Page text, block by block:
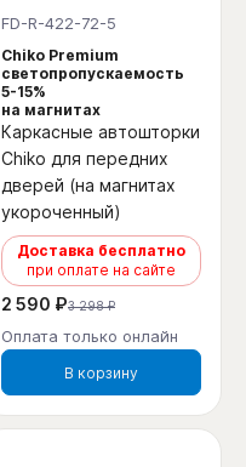
FD-R-422-72-5
Chiko Premium
светопропускаемость
5-15%
на магнитах
Каркасные автошторки
Chiko для передних
дверей (на магнитах
укороченный)
Доставка бесплатно
при оплате на сайте
2 590 ₽3 298 ₽
Оплата только онлайн
В корзину